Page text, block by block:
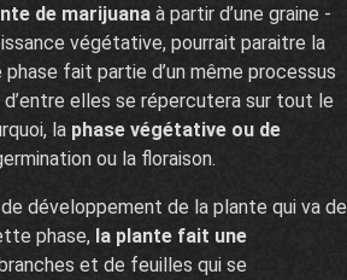
de marijuana à partir d’une graine -
végétative, pourrait paraitre la
fait partie d’un même processus
elles se répercutera sur tout le
la phase végétative ou de
ou la floraison.
développement de la plante qui va de
phase, la plante fait une
et de feuilles qui se